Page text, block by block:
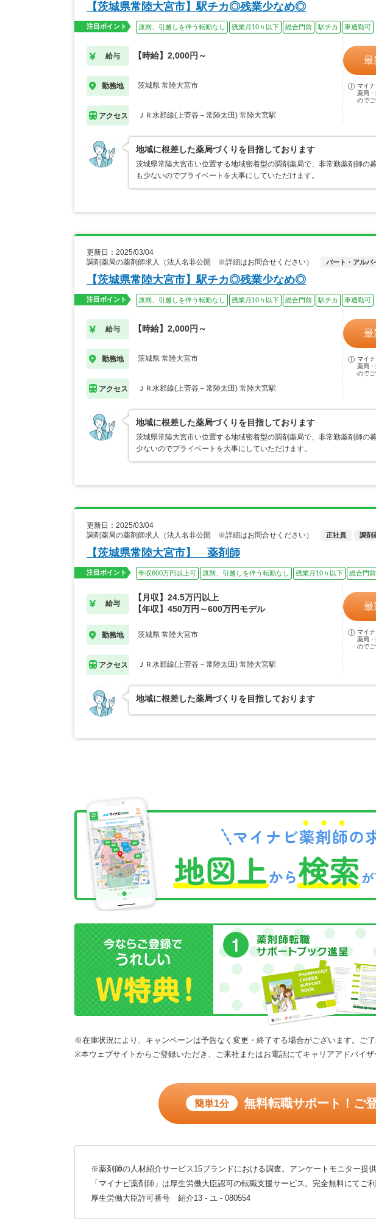
【茨城県常陸大宮市】駅チカ◎残業少なめ◎
注目ポイント 原則、引越しを伴う転勤なし 残業月10ｈ以下 総合門前 駅チカ 車通勤可
給与 【時給】2,000円～
勤務地 茨城県 常陸大宮市
アクセス ＪＲ水郡線(上菅谷－常陸太田) 常陸大宮駅
最
マイ
薬局
のでご
地域に根差した薬局づくりを目指しております
茨城県常陸大宮市い位置する地域密着型の調剤薬局で、非常勤薬剤師の
も少ないのでプライベートを大事にしていただけます。
更新日：2025/03/04
調剤薬局の薬剤師求人（法人名非公開 ※詳細はお問合せください）
パート・アルバ
【茨城県常陸大宮市】駅チカ◎残業少なめ◎
注目ポイント 原則、引越しを伴う転勤なし 残業月10ｈ以下 総合門前 駅チカ 車通勤可
給与 【時給】2,000円～
勤務地 茨城県 常陸大宮市
アクセス ＪＲ水郡線(上菅谷－常陸太田) 常陸大宮駅
最
マイ
薬局
のでご
地域に根差した薬局づくりを目指しております
茨城県常陸大宮市い位置する地域密着型の調剤薬局で、非常勤薬剤師の
少ないのでプライベートを大事にしていただけます。
更新日：2025/03/04
調剤薬局の薬剤師求人（法人名非公開 ※詳細はお問合せください）
正社員 調剤
【茨城県常陸大宮市】 薬剤師
注目ポイント 年収600万円以上可 原則、引越しを伴う転勤なし 残業月10ｈ以下 総合門前
給与
【月収】24.5万円以上
【年収】450万円～600万円モデル
勤務地 茨城県 常陸大宮市
アクセス ＪＲ水郡線(上菅谷－常陸太田) 常陸大宮駅
最
マイ
薬局
のでご
地域に根差した薬局づくりを目指しております
※在庫状況により、キャンペーンは予告なく変更・終了する場合がございます。ご了
※本ウェブサイトからご登録いただき、ご来社またはお電話にてキャリアアドバイザ
簡単1分 無料転職サポート！ご
※薬剤師の人材紹介サービス15ブランドにおける調査。アンケートモニター提
「マイナビ薬剤師」は厚生労働大臣認可の転職支援サービス。完全無料にてご利
厚生労働大臣許可番号 紹介13 - ユ - 080554